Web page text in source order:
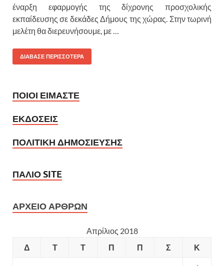
έναρξη εφαρμογής της δίχρονης προσχολικής
εκπαίδευσης σε δεκάδες Δήμους της χώρας. Στην τωρινή
μελέτη θα διερευνήσουμε, με …
ΔΙΑΒΑΣΕ ΠΕΡΙΣΣΟΤΕΡΑ
ΠΟΙΟΙ ΕΙΜΑΣΤΕ
ΕΚΔΟΣΕΙΣ
ΠΟΛΙΤΙΚΗ ΔΗΜΟΣΙΕΥΣΗΣ
ΠΑΛΙΟ SITE
ΑΡΧΕΙΟ ΑΡΘΡΩΝ
Απρίλιος 2018
Δ
Τ Τ Π Π Σ Κ